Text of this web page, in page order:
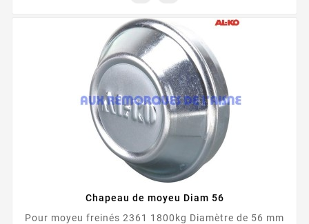
Chapeau de moyeu Diam 56
Pour moyeu freinés 2361 1800kg Diamètre de 56 mm